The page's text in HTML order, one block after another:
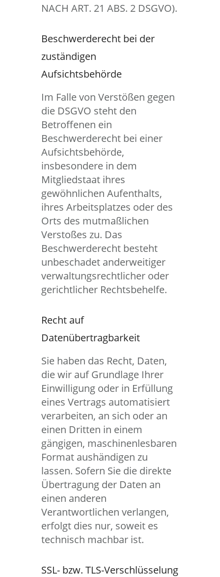
NACH ART. 21 ABS. 2 DSGVO).
Beschwerderecht bei der
zuständigen
Aufsichtsbehörde
Im Falle von Verstößen gegen
die DSGVO steht den
Betroffenen ein
Beschwerderecht bei einer
Aufsichtsbehörde,
insbesondere in dem
Mitgliedstaat ihres
gewöhnlichen Aufenthalts,
ihres Arbeitsplatzes oder des
Orts des mutmaßlichen
Verstoßes zu. Das
Beschwerderecht besteht
unbeschadet anderweitiger
verwaltungsrechtlicher oder
gerichtlicher Rechtsbehelfe.
Recht auf
Datenübertragbarkeit
Sie haben das Recht, Daten,
die wir auf Grundlage Ihrer
Einwilligung oder in Erfüllung
eines Vertrags automatisiert
verarbeiten, an sich oder an
einen Dritten in einem
gängigen, maschinenlesbaren
Format aushändigen zu
lassen. Sofern Sie die direkte
Übertragung der Daten an
einen anderen
Verantwortlichen verlangen,
erfolgt dies nur, soweit es
technisch machbar ist.
SSL- bzw. TLS-Verschlüsselung